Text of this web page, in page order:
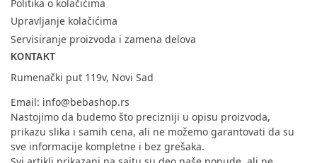
Politika o kolačićima
Upravljanje kolačićima
Servisiranje proizvoda i zamena delova
KONTAKT
Rumenački put 119v, Novi Sad
Email: info@bebashop.rs
Nastojimo da budemo što precizniji u opisu proizvoda,
prikazu slika i samih cena, ali ne možemo garantovati da su
sve informacije kompletne i bez grešaka.